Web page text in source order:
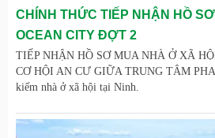
CHÍNH THỨC TIẾP NHẬN HỒ
OCEAN CITY ĐỢT 2
TIẾP NHẬN HỒ SƠ MUA NHÀ Ở XÃ
CƠ HỘI AN CƯ GIỮA TRUNG TÂM
kiếm nhà ở xã hội tại Ninh.